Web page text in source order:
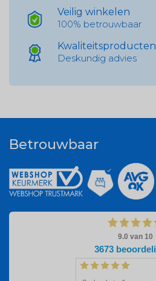
Veilig winkelen
100% betrouwbaar
Kwaliteitsproducten
Deskundig advies
Betrouwbaar